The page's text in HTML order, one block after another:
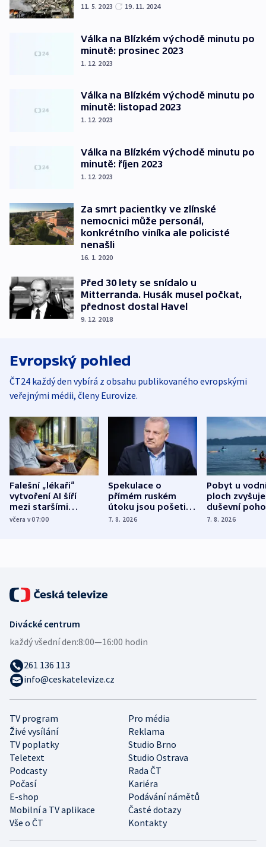
11. 5. 2023 19. 11. 2024
Válka na Blízkém východě minutu po
minutě: prosinec 2023
1. 12. 2023
Válka na Blízkém východě minutu po
minutě: listopad 2023
1. 12. 2023
Válka na Blízkém východě minutu po
minutě: říjen 2023
1. 12. 2023
Za smrt pacientky ve zlínské
nemocnici může personál,
konkrétního viníka ale policisté
nenašli
16. 1. 2020
Před 30 lety se snídalo u
Mitterranda. Husák musel počkat,
přednost dostal Havel
9. 12. 2018
Evropský pohled
ČT24 každý den vybírá z obsahu publikovaného evropskými
veřejnými médii, členy Eurovize.
Falešní „lékaři“
vytvoření AI šíří
mezi staršími
Poláky nebezpečné
včera v 07:00
Spekulace o
přímém ruském
útoku jsou pošetilé,
míní estonský
7. 8. 2026
Pobyt u
ploch zvyšuje
duševní
ukázala
7. 8. 2026
TV program
Pro média
Živé vysílání
Reklama
TV poplatky
Studio Brno
Teletext
Studio Ostrava
Podcasty
Rada ČT
Počasí
Kariéra
E-shop
Podávání námětů
Mobilní a TV aplikace
Časté dotazy
Vše o ČT
Kontakty
Divácké centrum
každý všední den:8:00—16:00 hodin
261 136 113
info@ceskatelevize.cz